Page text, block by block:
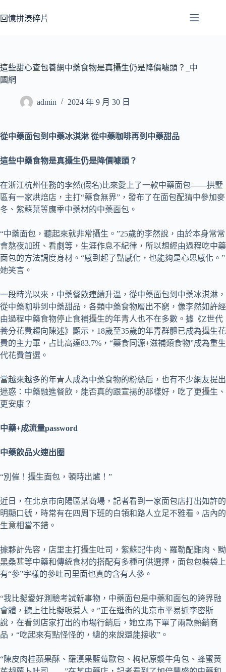
至
容
回憶拼湊碎片
這些甜心查包養網中藥食物是真攝生仍是降價噱頭？_中
國網
admin 2024 年 9 月 30 日
從中藥面包到中藥冰淇淋 從中藥咖啡再到中藥甜品
這些中藥食物是真攝生仍是降價噱頭？
在浙江杭州任務的李然(假名)比來愛上了一款中藥面包——拱墅
區有一家烘焙店，主打“藥食無界”，發布了在面包配猜中參加麥
冬、紫蘇葉等應季中藥材的中藥面包。
“中藥面包，聽起來就非常攝生。”25歲的李然說，由於本身常常
會熬夜加班、看劇等，生涯作息不紀律，所以想經由過程吃中藥
面包的方法調度身材。“感到起了點感化，也能夠是心思感化。”
她笑言。
一段時光以來，中藥餐飲連續升溫，從中藥面包到中藥冰淇淋，
從中藥咖啡到中藥甜品，各類中藥食物層出不窮，像李然如許經
由過程中藥食物停止食補攝生的年青人也不在多數。據《Z世代
養分花費趨向陳述》顯示，18歲至35歲的年青群體已成為攝生花
費的主力軍，占比高達83.7%，“藥食同源+滋補類食物”成為重生
代花費首選。
當越來越多的年青人成為中藥食物的粉絲后，也有不少網友提出
迷惑：中藥融進餐飲，能否真的跟宣揚的那樣好，吃了更攝生、
更安康？
中藥+成流量password
中藥飲品火速出圈
“別催！攝生面包，頓時出爐！”
近日，在北京市向陽區某商場，記者看到一家面包店打出如許的
明顯口號，時常有在四周下班的白領和路人立足不雅看。店內的
生意相當不錯。
據夥計先容，店里主打攝生吐司，紫蘇配牛肉、羅勒配雞肉、黝
黑桑葚等中藥和傳統食材的搭配有多種可供選擇，面包包裝袋上
有“參”字樣的參吐司里面也真的含有人參。
“我比擬愛好測驗考試新事物，中藥面包是中藥和面包的跨界融
會體，聽上往比擬吸惹人。”正在逛街的北京市平易近李密斯
說，在看到店家打出的市場行銷后，她立馬下單了兩款熱銷商
品，“吃起來有點怪怪的，總的來說還能接收”。
“陳皮肉桂蘋果酥、羅漢果藍莓歐包、枸杞原漿牛角包、蜂蜜黃